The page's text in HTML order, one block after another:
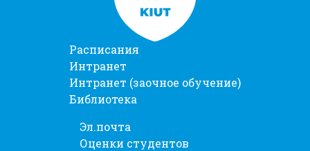
Расписания
Интранет
Интранет (заочное обучение)
Библиотека
Эл.почта
Оценки студентов